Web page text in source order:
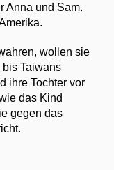
Anna und Sam.
wollen sie
Taiwans
ihre Tochter vor
das Kind
gegen das